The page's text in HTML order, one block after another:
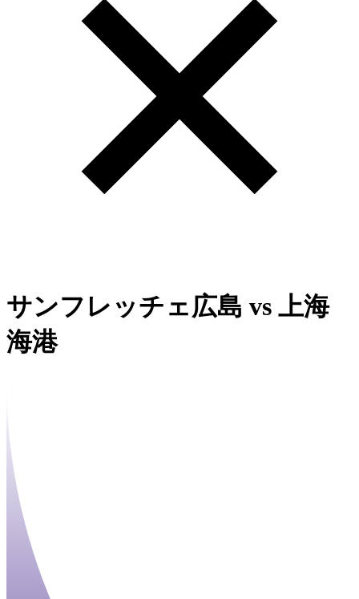
サンフレッチェ広島 vs 上海
海港